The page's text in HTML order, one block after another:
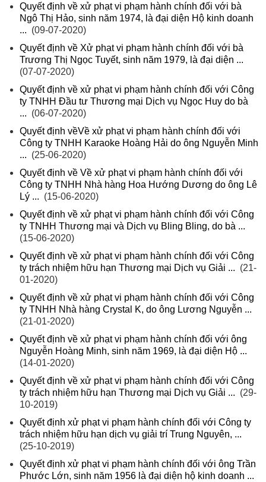
Quyết định về xử phạt vi phạm hành chính đối với bà
Ngô Thị Hảo, sinh năm 1974, là đại diện Hộ kinh doanh
... (09-07-2020)
Quyết định về Xử phạt vi phạm hành chính đối với bà
Trương Thị Ngọc Tuyết, sinh năm 1979, là đại diện ...
(07-07-2020)
Quyết định về xử phạt vi phạm hành chính đối với Công
ty TNHH Đầu tư Thương mại Dịch vụ Ngọc Huy do bà
... (06-07-2020)
Quyết định vềVề xử phạt vi phạm hành chính đối với
Công ty TNHH Karaoke Hoàng Hải do ông Nguyễn Minh
... (25-06-2020)
Quyết định về Về xử phạt vi phạm hành chính đối với
Công ty TNHH Nhà hàng Hoa Hướng Dương do ông Lê
Lý ... (15-06-2020)
Quyết định về xử phạt vi phạm hành chính đối với Công
ty TNHH Thương mại và Dịch vụ Bling Bling, do bà ...
(15-06-2020)
Quyết định về xử phạt vi phạm hành chính đối với Công
ty trách nhiệm hữu hạn Thương mại Dịch vụ Giải ... (21-
01-2020)
Quyết định về xử phạt vi phạm hành chính đối với Công
ty TNHH Nhà hàng Crystal K, do ông Lương Nguyễn ...
(21-01-2020)
Quyết định về xử phạt vi phạm hành chính đối với ông
Nguyễn Hoàng Minh, sinh năm 1969, là đại diện Hộ ...
(14-01-2020)
Quyết định về xử phạt vi phạm hành chính đối với Công
ty trách nhiệm hữu hạn Thương mại Dịch vụ Giải ... (29-
10-2019)
Quyết định xử phạt vi phạm hành chính đối với Công ty
trách nhiệm hữu hạn dịch vụ giải trí Trung Nguyên, ...
(25-10-2019)
Quyết định xử phạt vi phạm hành chính đối với ông Trần
Phước Lớn, sinh năm 1956 là đại diện hộ kinh doanh ...